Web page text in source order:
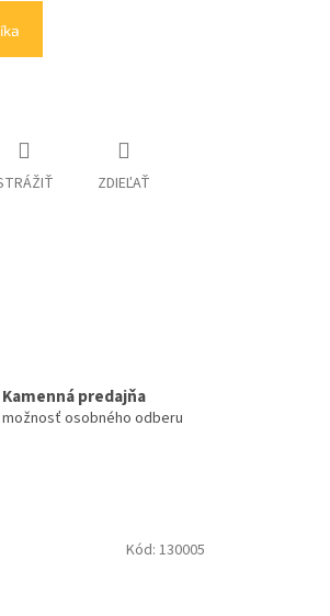
ZDIEĽAŤ
Kamenná predajňa
možnosť osobného odberu
Kód: 130005